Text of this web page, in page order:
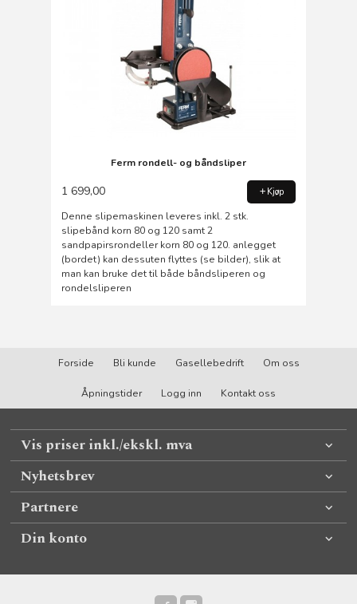
Ferm rondell- og båndsliper
1 699,00 Kjøp
Denne slipemaskinen leveres inkl. 2 stk.
slipebånd korn 80 og 120 samt 2
sandpapirsrondeller korn 80 og 120. anlegget
(bordet) kan dessuten flyttes (se bilder), slik at
man kan bruke det til både båndsliperen og
rondelsliperen
Forside Bli kunde Gasellebedrift Om oss
Åpningstider Logg inn Kontakt oss
Vis priser inkl./ekskl. mva
Nyhetsbrev
Partnere
Din konto